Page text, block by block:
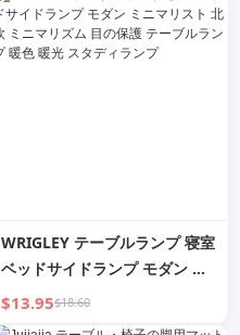
テーブル
WRIGLEY テーブルランプ 寝室
ベッドサイドランプ モダン ミ
ニマリスト 北欧 ミニマリズム
目の保護 テーブルランプ 暖色
$13.95$18.60